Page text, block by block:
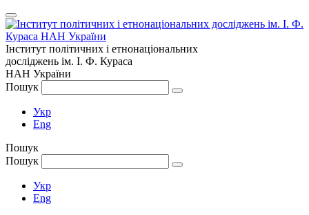
Інститут політичних і етнонаціональних
досліджень ім. І. Ф. Кураса
НАН України
Пошук
Укр
Eng
Пошук
Пошук
Укр
Eng